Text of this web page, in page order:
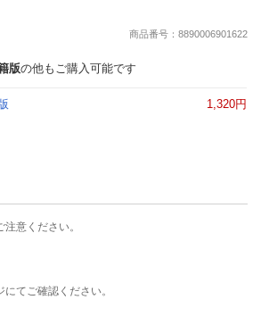
商品番号：8890006901622
版の他もご購入可能です
1,320円
意ください。
てご確認ください。